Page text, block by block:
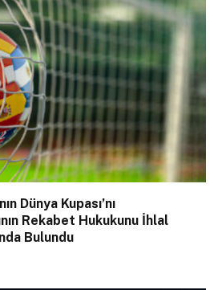
Dünya Kupası’nı
Rekabet Hukukunu İhlal
Bulundu